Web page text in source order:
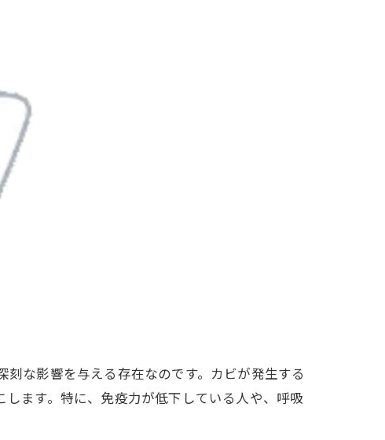
な影響を与える存在なのです。カビが発生する
ます。特に、免疫力が低下している人や、呼吸